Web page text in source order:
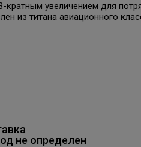
кратным увеличением для
из титана авиационного
не определен